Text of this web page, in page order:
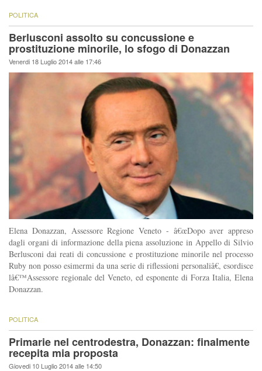
POLITICA
Berlusconi assolto su concussione e
prostituzione minorile, lo sfogo di Donazzan
Venerdi 18 Luglio 2014 alle 17:46
Elena Donazzan, Assessore Regione Veneto - â€œDopo aver appreso
dagli organi di informazione della piena assoluzione in Appello di Silvio
Berlusconi dai reati di concussione e prostituzione minorile nel processo
Ruby non posso esimermi da una serie di riflessioni personaliâ€, esordisce
lâ€™Assessore regionale del Veneto, ed esponente di Forza Italia, Elena
Donazzan.
POLITICA
Primarie nel centrodestra, Donazzan: finalmente
recepita mia proposta
Giovedi 10 Luglio 2014 alle 14:50